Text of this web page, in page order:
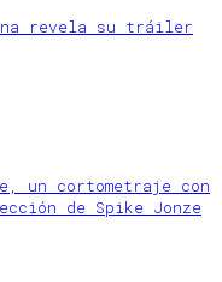
revela su tráiler
un cortometraje con
de Spike Jonze